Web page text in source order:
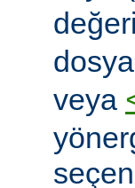
veya